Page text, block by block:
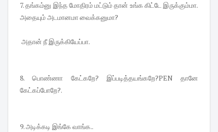
7. தங்கம்னு இந்த மோதிரம் மட்டும் தான் உங்க கிட்டே இருக்கும்மா.
அதையும் அடமானமா வைக்கனுமா?
அதான் நீ இருக்கியேப்பா.
8. பொண்ணா கேட்கறே? இப்படித்தயங்கறே?PEN தானே
கேட்கப்போறே?.
9. அடிக்கடி இங்கே வாங்க..